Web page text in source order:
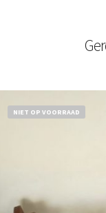
NIET OP VOORRAAD